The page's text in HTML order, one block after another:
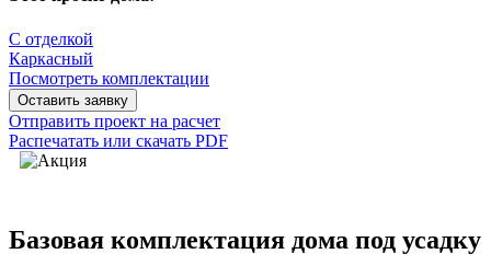
С отделкой
Каркасный
Посмотреть комплектации
Оставить заявку
Отправить проект на расчет
Распечатать или скачать PDF
Базовая комплектация дома под усадку